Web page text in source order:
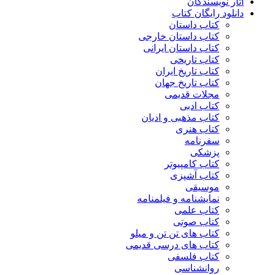
دانلود رایگان کتاب
کتاب داستان
کتاب داستان خارجی
کتاب داستان ایرانی
کتاب تاریخی
کتاب تاریخ ایران
کتاب تاریخ جهان
مجلات قدیمی
کتاب ادبی
کتاب مذهبی و ادیان
کتاب هنری
سفرنامه
پزشکی
کتاب کامپیوتر
کتاب آشپزی
موسیقی
نمایشنامه و فیلمنامه
کتاب علمی
کتاب صوتی
کتاب های تن تن و میلو
کتاب های درسی قدیمی
کتاب فلسفی
روانشناسی